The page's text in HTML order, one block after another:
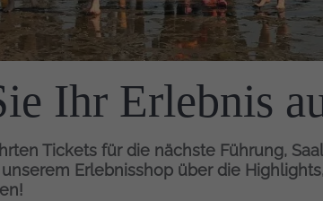
Ihr Erlebnis
Tickets für die nächste Führung,
Erlebnisshop über die